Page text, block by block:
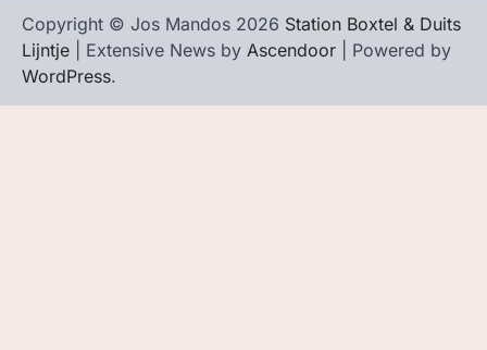
Copyright © Jos Mandos 2026 Station Boxtel & Duits
Lijntje | Extensive News by Ascendoor | Powered by
WordPress.